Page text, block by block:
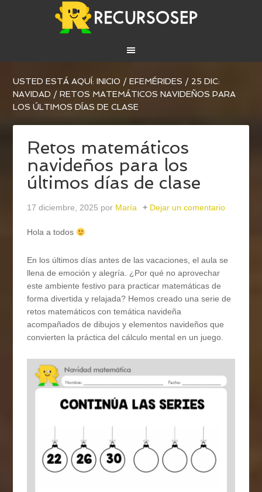
USTED ESTÁ AQUÍ:INICIO / EFEMÉRIDES / 25 DIC:
NAVIDAD / RETOS MATEMÁTICOS NAVIDEÑOS PARA
LOS ÚLTIMOS DÍAS DE CLASE
Retos matemáticos
navideños para los
últimos días de clase
17 diciembre, 2025 por María Dejar un comentario
Hola a todos
En los últimos días antes de las vacaciones, el aula se
llena de emoción y alegría. ¿Por qué no aprovechar
este ambiente festivo para practicar matemáticas de
forma divertida y relajada? Hemos creado una serie de
retos matemáticos con temática navideña
acompañados de dibujos y elementos navideños que
convierten la práctica del cálculo mental en un juego.